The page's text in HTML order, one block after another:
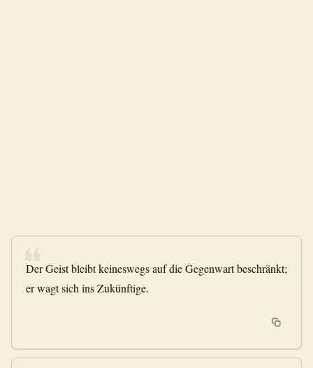
❝
Der Geist bleibt keineswegs auf die Gegenwart beschränkt;
er wagt sich ins Zukünftige.